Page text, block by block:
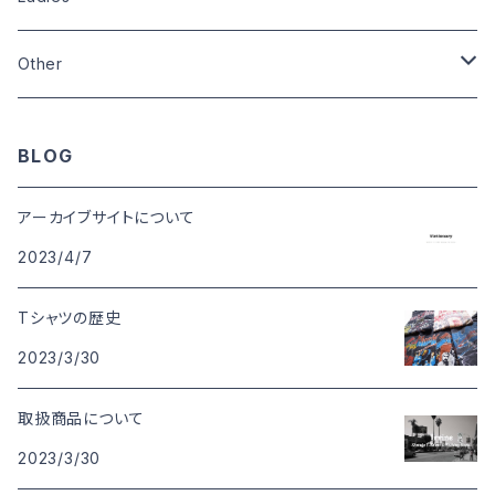
Size:M
Size:M
Other
Other
Badge
BLOG
アーカイブサイトについて
2023/4/7
Tシャツの歴史
2023/3/30
取扱商品について
2023/3/30